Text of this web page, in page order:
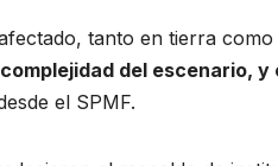
tanto en tierra como
del escenario,
el SPMF.